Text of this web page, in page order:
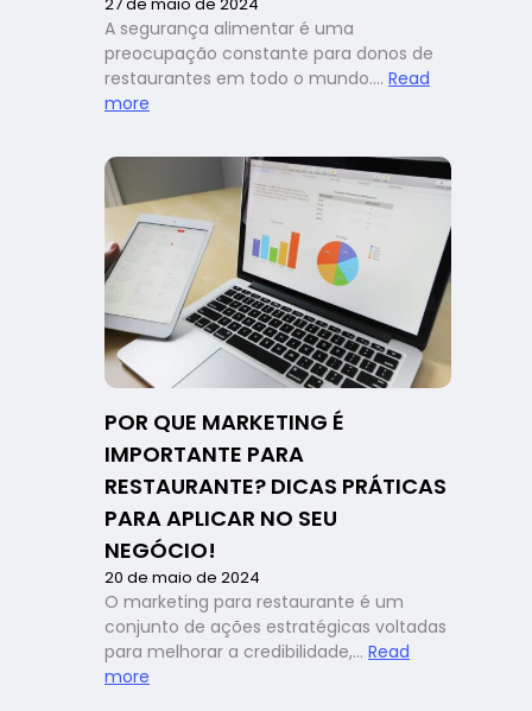
A segurança alimentar é uma
preocupação constante para donos de
restaurantes em todo o mundo.… Read
more
e
alimentar:
como
sistemas
podem
fazer
diferença
gestão
POR QUE MARKETING É
IMPORTANTE PARA
RESTAURANTE? DICAS PRÁTICAS
PARA APLICAR NO SEU
NEGÓCIO!
20 de maio de 2024
O marketing para restaurante é um
conjunto de ações estratégicas voltadas
para melhorar a credibilidade,… Read
more